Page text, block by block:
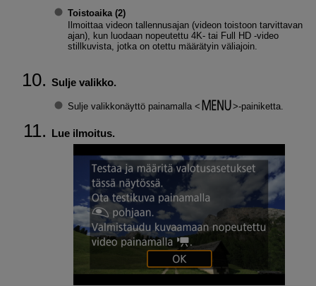
Toistoaika(2)
Ilmoittaa videon tallennusajan (videon toistoon tarvittavan
ajan), kun luodaan nopeutettu 4K- tai Full HD ‑video
stillkuvista, jotka on otettu määrätyin väliajoin.
Sulje valikko.
Sulje valikkonäyttö painamalla -painiketta.
Lue ilmoitus.